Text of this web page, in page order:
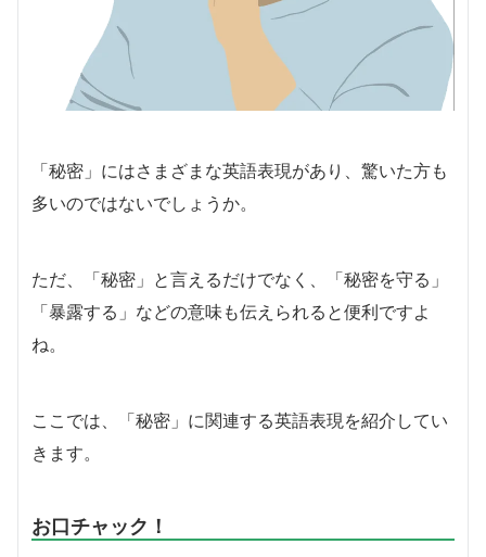
「秘密」にはさまざまな英語表現があり、驚いた方も
多いのではないでしょうか。
ただ、「秘密」と言えるだけでなく、「秘密を守る」
「暴露する」などの意味も伝えられると便利ですよ
ね。
ここでは、「秘密」に関連する英語表現を紹介してい
きます。
お口チャック！